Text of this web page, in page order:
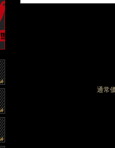
通常